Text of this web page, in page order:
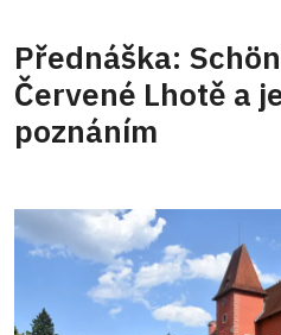
Přednáška:
Červené Lhotě a
poznáním